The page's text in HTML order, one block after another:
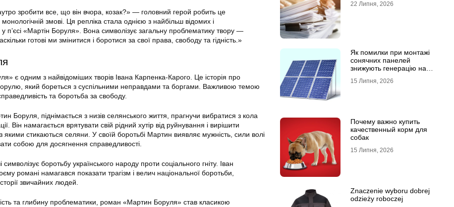
зробити все, що він вчора, козак?» — головний герой робить це
змові. Ця репліка стала однією з найбільш відомих і
у п’єсі «Мартін Боруля». Вона символізує загальну проблематику твору —
готові ми змінитися і боротися за свої права, свободу та гідність.»
є одним з найвідоміших творів Івана Карпенка-Карого. Це історія про
який бореться з суспільними неправдами та боргами. Важливою темою
та боротьба за свободу.
Боруля, піднімається з низів селянського життя, прагнучи вибратися з кола
Він намагається врятувати свій рідний хутір від руйнування і вирішити
якими стикаються селяни. У своїй боротьбі Мартин виявляє мужність, сили волі
собою для досягнення справедливості.
боротьбу українського народу проти соціального гніту. Іван
романі намагався показати трагізм і велич національної боротьби,
звичайних людей.
та глибину проблематики, роман «Мартин Боруля» став класикою
22 Липня, 2026
Як помилки при монтажі
сонячних панелей
знижують генерацію на
15 Липня, 2026
Почему важно купить
качественный корм для
собак
15 Липня, 2026
Znaczenie wyboru dobrej
odzieży roboczej